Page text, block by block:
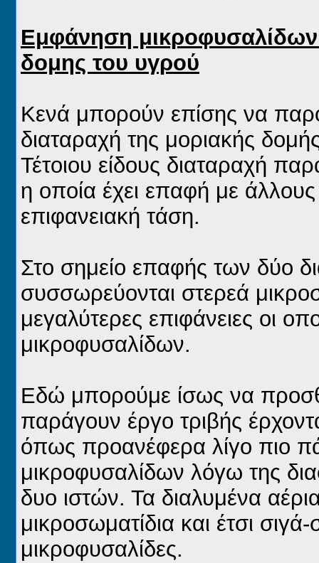
Εμφάνηση
δομης του υγρού
Κενά μπορούν επίσης να
διαταραχή της μοριακής
Τέτοιου είδους διαταραχή
η οποία έχει επαφή με άλλους
επιφανειακή τάση.
Στο σημείο επαφής των δύο
συσσωρεύονται στερεά
μεγαλύτερες επιφάνειες οι
μικροφυσαλίδων.
Εδώ μπορούμε ίσως να
παράγουν έργο τριβής
όπως προανέφερα λίγο πιο
μικροφυσαλίδων λόγω της
δυο ιστών. Τα διαλυμένα
μικροσωματίδια και έτσι
μικροφυσαλίδες.